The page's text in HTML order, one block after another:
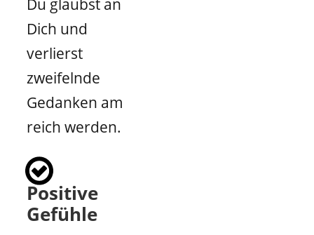
Du glaubst an
Dich und
verlierst
zweifelnde
Gedanken am
reich werden.
Positive
Gefühle